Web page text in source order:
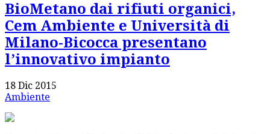
BioMetano dai rifiuti organici,
Cem Ambiente e Università di
Milano-Bicocca presentano
l’innovativo impianto
18 Dic 2015
Ambiente